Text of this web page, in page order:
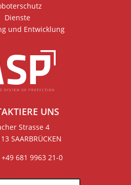
Dienste
und Entwicklung
UNS
Strasse 4
SAARBRÜCKEN
681 9963 21-0